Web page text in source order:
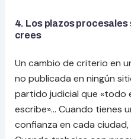
4. Los plazos procesales
crees
Un cambio de criterio en
no publicada en ningún
partido judicial que «todo
escribe»… Cuando tienes
confianza en cada